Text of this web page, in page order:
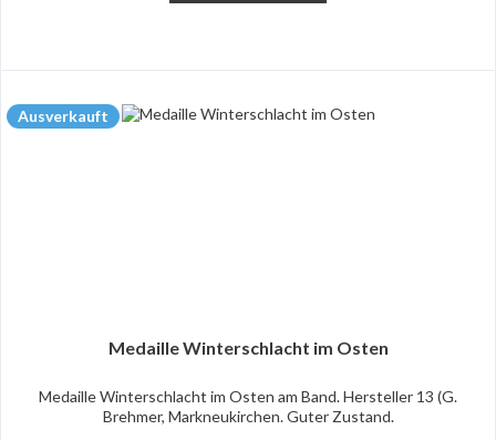
Ausverkauft
Medaille Winterschlacht im Osten
Medaille Winterschlacht im Osten am Band. Hersteller 13 (G.
Brehmer, Markneukirchen. Guter Zustand.